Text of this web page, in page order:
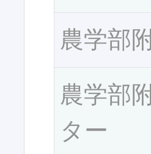
農学部
農学部
ター